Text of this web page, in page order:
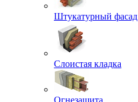
Штукатурный фасад
Слоистая кладка
Огнезащита